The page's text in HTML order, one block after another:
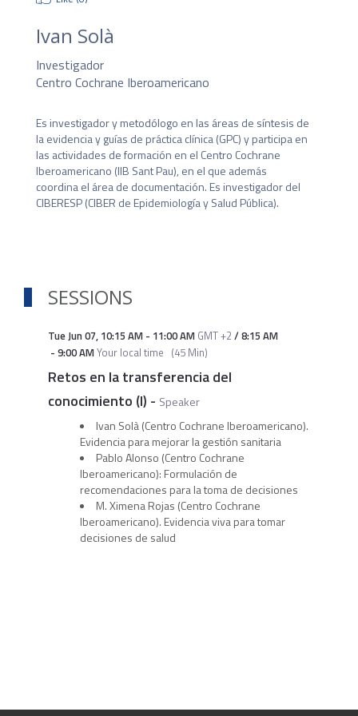
Ivan Solà
Investigador
Centro Cochrane Iberoamericano
Es investigador y metodólogo en las áreas de síntesis de
la evidencia y guías de práctica clínica (GPC) y participa en
las actividades de formación en el Centro Cochrane
Iberoamericano (IIB Sant Pau), en el que además
coordina el área de documentación. Es investigador del
CIBERESP (CIBER de Epidemiología y Salud Pública).
SESSIONS
Tue Jun 07, 10:15 AM- 11:00 AM GMT +2/8:15 AM
- 9:00 AMYour local time (45 Min)
Retos en la transferencia del
conocimiento (I) - Speaker
Ivan Solà (Centro Cochrane Iberoamericano).
Evidencia para mejorar la gestión sanitaria
Pablo Alonso (Centro Cochrane
Iberoamericano): Formulación de
recomendaciones para la toma de decisiones
M. Ximena Rojas (Centro Cochrane
Iberoamericano). Evidencia viva para tomar
decisiones de salud